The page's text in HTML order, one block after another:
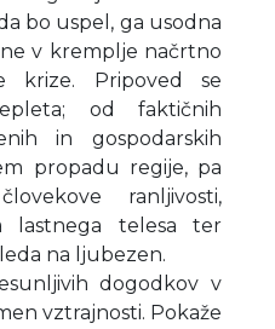
bo uspel, ga usodna
v kremplje načrtno
krize. Pripoved se
od faktičnih
in gospodarskih
propadu regije, pa
ranljivosti,
lastnega telesa ter
na ljubezen.
dogodkov v
vztrajnosti. Pokaže